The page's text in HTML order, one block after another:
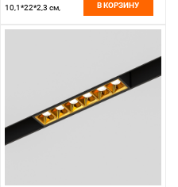
10,1*22*2,3 см,
В КОРЗИНУ